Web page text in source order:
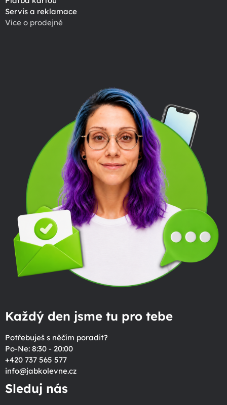
Servis a reklamace
Více o prodejně
Každý den jsme tu pro tebe
Potřebuješ s něčím poradit?
Po-Ne: 8:30 - 20:00
+420 737 565 577
info@jabkolevne.cz
Sleduj nás